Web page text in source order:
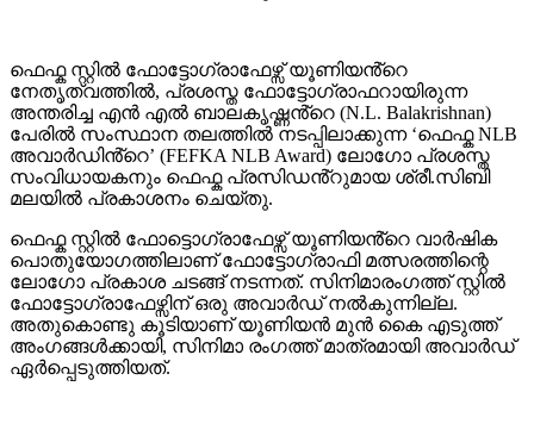
ഫെഫ്ക സ്റ്റിൽ ഫോട്ടോഗ്രാഫേഴ്സ് യൂണിയൻ്റെ
നേതൃത്വത്തിൽ, പ്രശസ്ത ഫോട്ടോഗ്രാഫറായിരുന്ന
അന്തരിച്ച എൻ എൽ ബാലകൃഷ്ണൻ്റെ (N.L. Balakrishnan)
പേരിൽ സംസ്ഥാന തലത്തിൽ നടപ്പിലാക്കുന്ന ‘ഫെഫ്ക NLB
അവാർഡിൻ്റെ’ (FEFKA NLB Award) ലോഗോ പ്രശസ്ത
സംവിധായകനും ഫെഫ്ക പ്രസിഡൻ്റുമായ ശ്രീ.സിബി
മലയിൽ പ്രകാശനം ചെയ്തു.
ഫെഫ്ക സ്റ്റിൽ ഫോട്ടൊഗ്രാഫേഴ്സ് യൂണിയൻ്റെ വാർഷിക
പൊതുയോഗത്തിലാണ് ഫോട്ടോഗ്രാഫി മത്സരത്തിന്റെ
ലോഗോ പ്രകാശ ചടങ്ങ് നടന്നത്. സിനിമാരംഗത്ത് സ്റ്റിൽ
ഫോട്ടോഗ്രാഫേഴ്സിന് ഒരു അവാർഡ് നൽകുന്നില്ല.
അതുകൊണ്ടു കൂടിയാണ് യൂണിയൻ മുൻ കൈ എടുത്ത്
അംഗങ്ങൾക്കായി, സിനിമാ രംഗത്ത് മാത്രമായി അവാർഡ്
ഏർപ്പെടുത്തിയത്.